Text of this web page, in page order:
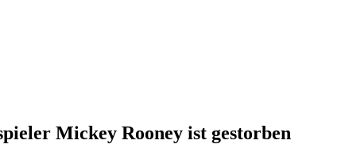
Mickey Rooney ist gestorben